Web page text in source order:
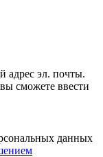
адрес эл. почты.
сможете ввести
данных